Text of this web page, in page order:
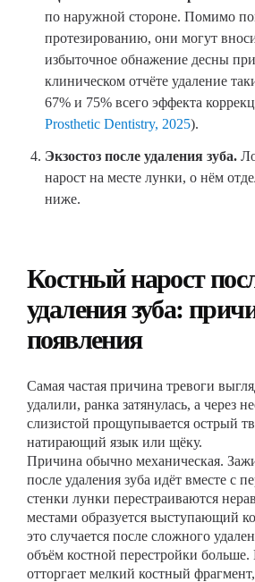
по наружной стороне. Помимо
протезированию, они могут
избыточное обнажение десны
клиническом отчёте удаление
67% и 75% всего эффекта
Prosthetic Dentistry, 2025).
Экзостоз после удаления зуба.
нарост на месте лунки, о нём
ниже.
Костный нарост
удаления зуба:
появления
Самая частая причина тревоги
удалили, ранка затянулась, а через
слизистой прощупывается острый
натирающий язык или щёку.
Причина обычно механическая.
после удаления зуба идёт вместе с
стенки лунки перестраиваются
местами образуется выступающий
это случается после сложного
объём костной перестройки
отторгает мелкий костный